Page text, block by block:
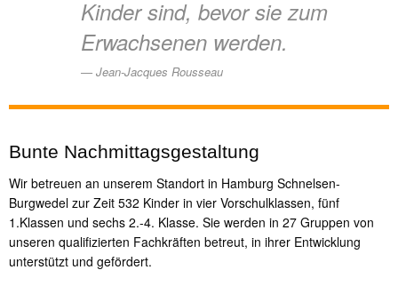
Kinder sind, bevor sie zum
Erwachsenen werden.
Jean-Jacques Rousseau
Bunte Nachmittagsgestaltung
Wir betreuen an unserem Standort in Hamburg Schnelsen-
Burgwedel zur Zeit 532 Kinder in vier Vorschulklassen, fünf
1.Klassen und sechs 2.-4. Klasse. Sie werden in 27 Gruppen von
unseren qualifizierten Fachkräften betreut, in ihrer Entwicklung
unterstützt und gefördert.